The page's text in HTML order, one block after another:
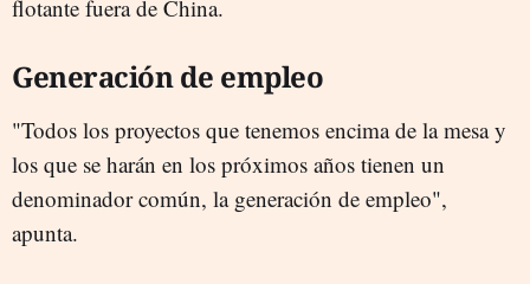
flotante fuera de China.
Generación de empleo
"Todos los proyectos que tenemos encima de la mesa y
los que se harán en los próximos años tienen un
denominador común, la generación de empleo",
apunta.